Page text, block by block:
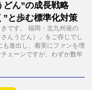
どん”の成長戦略
”と歩む標準化対策
です。 福岡・北九州発の
んうどん）」をご存じでし
も進出し、着実にファンを増
ェーンですが、わずか数年